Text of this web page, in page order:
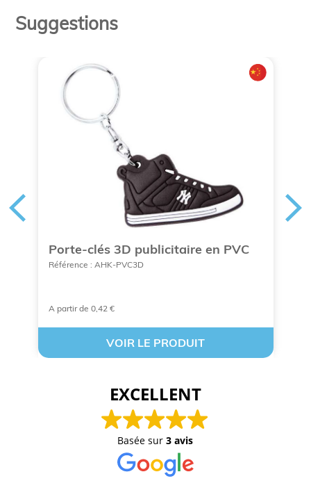
Suggestions
Porte-clés 3D publicitaire en PVC
Référence : AHK-PVC3D
A partir de 0,42 €
VOIR LE PRODUIT
EXCELLENT
Basée sur3 avis